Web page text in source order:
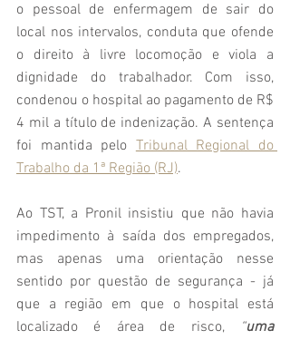
o pessoal de enfermagem de sair do
local nos intervalos, conduta que ofende
o direito à livre locomoção e viola a
dignidade do trabalhador. Com isso,
condenou o hospital ao pagamento de R$
4 mil a título de indenização. A sentença
foi mantida pelo Tribunal Regional do
Trabalho da 1ª Região (RJ).
Ao TST, a Pronil insistiu que não havia
impedimento à saída dos empregados,
mas apenas uma orientação nesse
sentido por questão de segurança - já
que a região em que o hospital está
localizado é área de risco,
“uma